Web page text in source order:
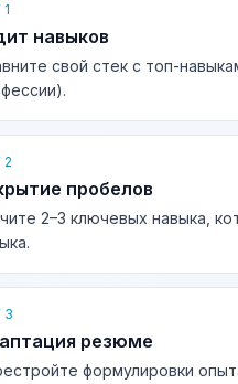
навыков
свой стек с топ-
2
пробелов
2–3 ключевых навыка,
3
резюме
формулировки